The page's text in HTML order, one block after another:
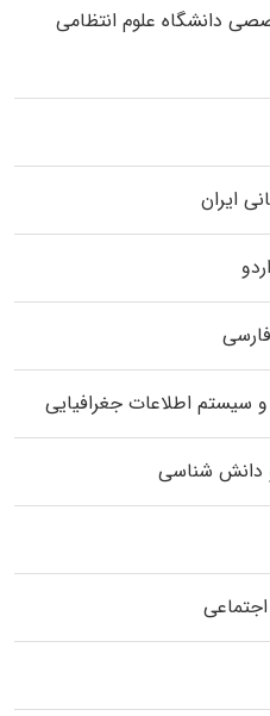
داﻧﺸﮕﺎه ﻋﻠﻮم انتظامی
ایران
سیستم اطلاعات جغرافیایی
دانش شناسی